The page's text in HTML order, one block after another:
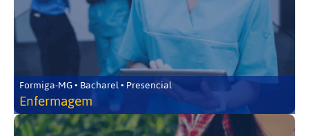
Formiga-MG • Bacharel • Presencial
Enfermagem